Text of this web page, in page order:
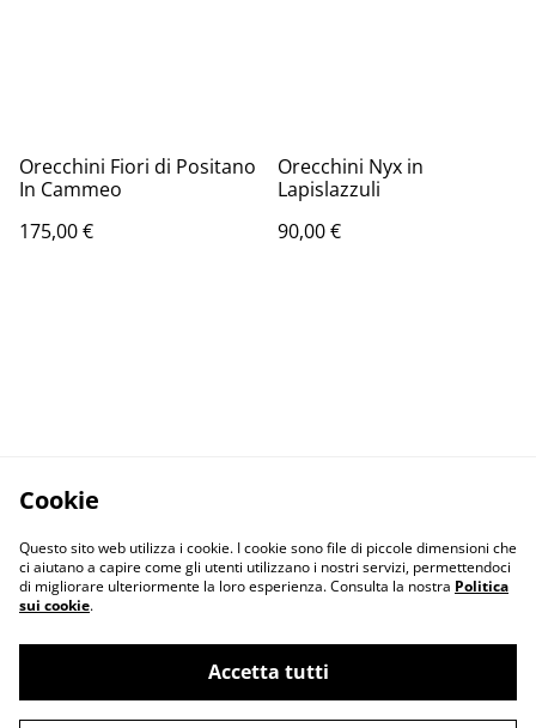
Orecchini Fiori di Positano
In Cammeo
175,00 €
Orecchini Nyx in
Lapislazzuli
90,00 €
Informativa sulla
privacy
Politica sui Cookie
Cookie
Questo sito web utilizza i cookie. I cookie sono file di piccole dimensioni che
ci aiutano a capire come gli utenti utilizzano i nostri servizi, permettendoci
di migliorare ulteriormente la loro esperienza. Consulta la nostra Politica
sui cookie.
Accetta tutti